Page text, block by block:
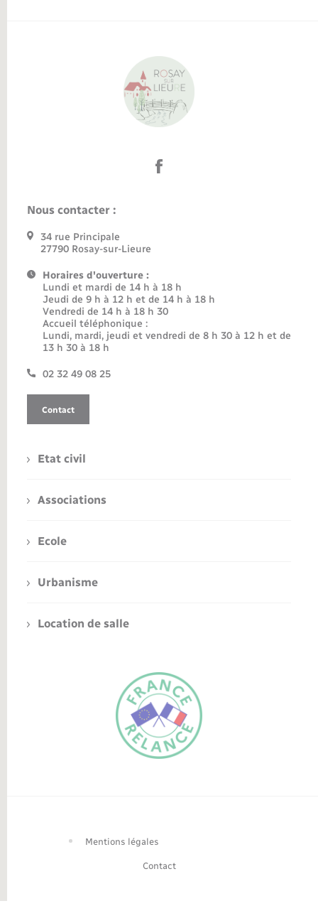
Nous contacter :
34 rue Principale
27790 Rosay-sur-Lieure
Horaires d'ouverture :
Lundi et mardi de 14 h à 18 h
Jeudi de 9 h à 12 h et de 14 h à 18 h
Vendredi de 14 h à 18 h 30
Accueil téléphonique :
Lundi, mardi, jeudi et vendredi de 8 h 30 à 12 h et de
13 h 30 à 18 h
02 32 49 08 25
Contact
Etat civil
Associations
Ecole
Urbanisme
Location de salle
Mentions légales
Contact